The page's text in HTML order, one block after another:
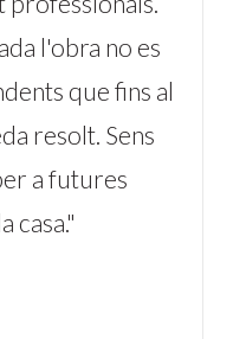
l'obra no es
que fins al
resolt. Sens
a futures
casa."